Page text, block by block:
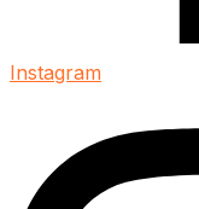
Instagram